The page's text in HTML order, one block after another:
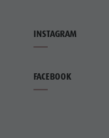
INSTAGRAM
FACEBOOK